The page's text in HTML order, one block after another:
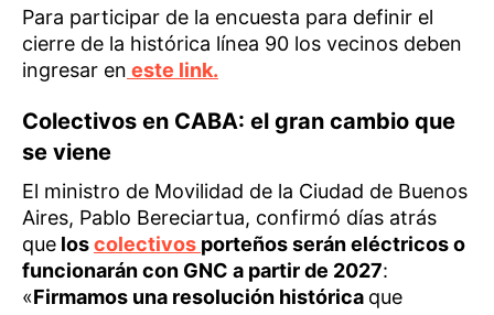
Para participar de la encuesta para definir el
cierre de la histórica línea 90 los vecinos deben
ingresar en este link.
Colectivos en CABA: el gran cambio que
se viene
El ministro de Movilidad de la Ciudad de Buenos
Aires, Pablo Bereciartua, confirmó días atrás
que loscolectivos porteños serán eléctricos o
funcionarán con GNC a partir de 2027:
«Firmamos una resolución histórica que